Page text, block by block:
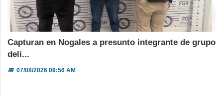
Capturan en Nogales a presunto integrante de grupo
deli...
📅07/08/2026 09:56 AM